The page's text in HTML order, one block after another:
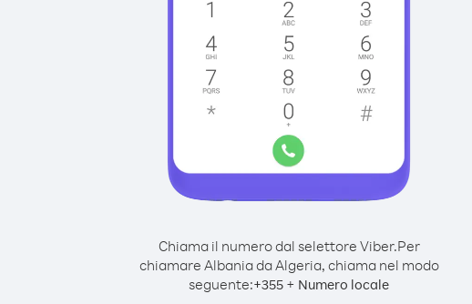
Chiama il numero dal selettore Viber.Per
chiamare Albania da Algeria, chiama nel modo
seguente:+355 + Numero locale